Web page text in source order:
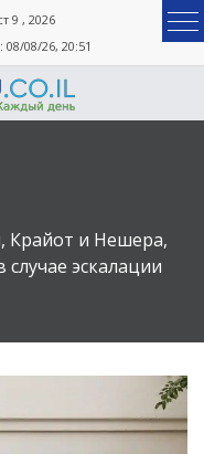
9 , 2026
08/26, 20:51
Крайот и Нешера,
эскалации